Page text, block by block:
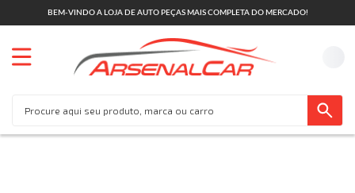
BEM-VINDO A LOJA DE AUTO PEÇAS MAIS COMPLETA DO MERCADO!